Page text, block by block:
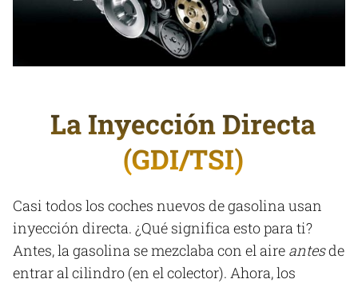
La Inyección Directa
(GDI/TSI)
Casi todos los coches nuevos de gasolina usan
inyección directa. ¿Qué significa esto para ti?
Antes, la gasolina se mezclaba con el aire antesde
entrar al cilindro (en el colector). Ahora, los